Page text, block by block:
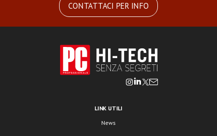
CONTATTACI PER INFO
LINK UTILI
News